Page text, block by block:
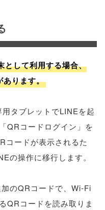
として利用する場合、
あります。
タブレットでLINEを起
QRコードログイン」を
コードが表示されるた
の操作に移行します。
のQRコードで、Wi-Fi
QRコードを読み取りま